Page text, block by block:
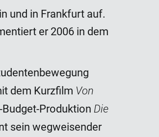
und in Frankfurt auf.
er 2006 in dem
dem Kurzfilm Von
Produktion Die
sein wegweisender